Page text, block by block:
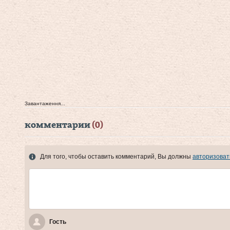
Завантаження...
комментарии (0)
Для того, чтобы оставить комментарий, Вы должны
Гость